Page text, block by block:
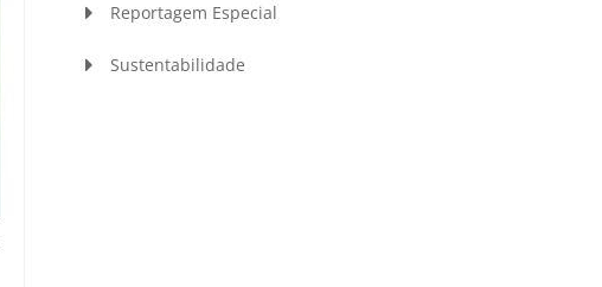
Reportagem Especial
Sustentabilidade